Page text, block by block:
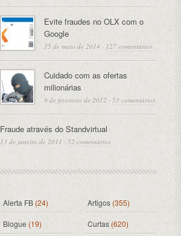
Evite fraudes no OLX com o
Google
15 de maio de 2014 · 127 comentários
Cuidado com as ofertas
milionárias
9 de fevereiro de 2012 · 53 comentários
Fraude através do Standvirtual
13 de janeiro de 2011 · 52 comentários
Alerta FB(24) Artigos (355)
Blogue (19) Curtas (620)